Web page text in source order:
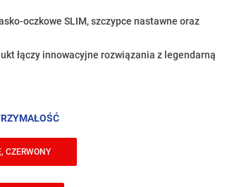
oczkowe SLIM, szczypce nastawne oraz
łączy innowacyjne rozwiązania z legendarną
CZERWONY